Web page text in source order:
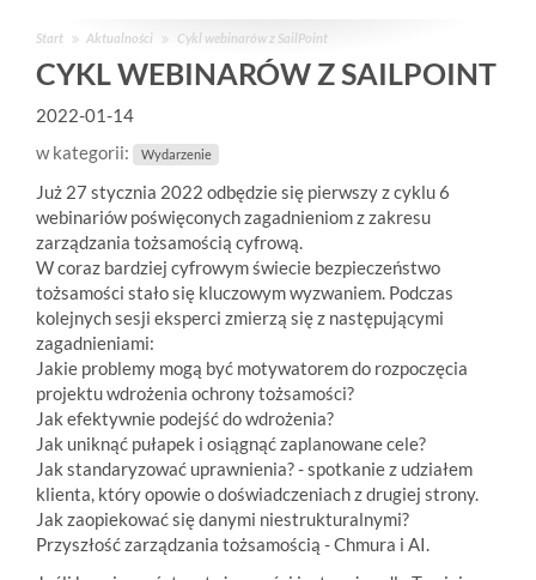
Start Aktualności Cykl webinarów z SailPoint
CYKL WEBINARÓW Z SAILPOINT
2022-01-14
w kategorii:
Wydarzenie
Już 27 stycznia 2022 odbędzie się pierwszy z cyklu 6
webinariów poświęconych zagadnieniom z zakresu
zarządzania tożsamością cyfrową.
W coraz bardziej cyfrowym świecie bezpieczeństwo
tożsamości stało się kluczowym wyzwaniem. Podczas
kolejnych sesji eksperci zmierzą się z następującymi
zagadnieniami:
Jakie problemy mogą być motywatorem do rozpoczęcia
projektu wdrożenia ochrony tożsamości?
Jak efektywnie podejść do wdrożenia?
Jak uniknąć pułapek i osiągnąć zaplanowane cele?
Jak standaryzować uprawnienia? - spotkanie z udziałem
klienta, który opowie o doświadczeniach z drugiej strony.
Jak zaopiekować się danymi niestrukturalnymi?
Przyszłość zarządzania tożsamością - Chmura i AI.